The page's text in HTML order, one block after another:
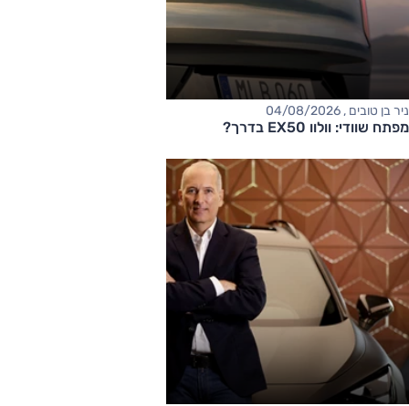
ניר בן טובים , 04/08/2026
מפתח שוודי: וולוו EX50 בדרך?